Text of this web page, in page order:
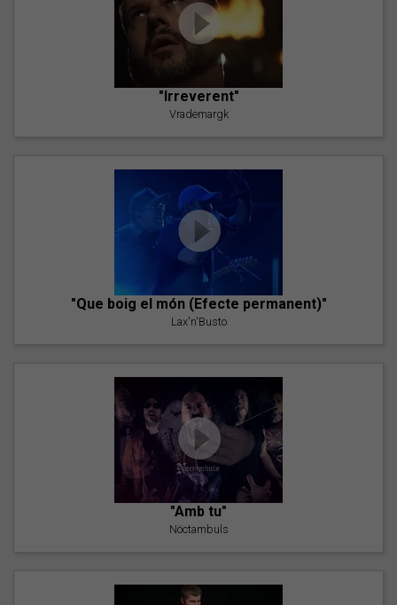
"Irreverent"
Vrademargk
"Que boig el món (Efecte permanent)"
Lax'n'Busto
"Amb tu"
Nöctambuls